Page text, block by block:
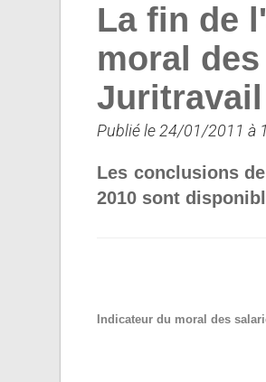
La fin de
moral
Juritravail
Publié le 24/01/2011 à
Les conclusions
2010 sont
Indicateur du moral des